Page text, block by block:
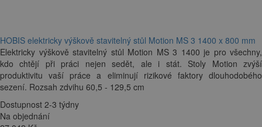
HOBIS elektricky výškově stavitelný stůl Motion MS 3 1400 x 800 mm
Elektricky výškově stavitelný stůl Motion MS 3 1400 je pro všechny,
kdo chtějí při práci nejen sedět, ale i stát. Stoly Motion zvýší
produktivitu vaší práce a eliminují rizikové faktory dlouhodobého
sezení. Rozsah zdvihu 60,5 - 129,5 cm
Dostupnost 2-3 týdny
Na objednání